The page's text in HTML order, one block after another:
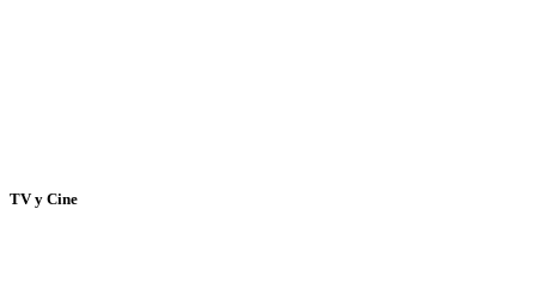
TV y Cine